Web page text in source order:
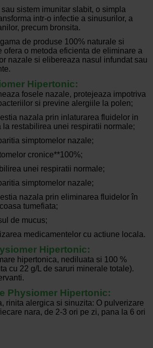
sau sistem imunitar slabit, o simpla
intr-o infectie a sinusurilor, a
precum bronsita.
de produse 100% naturale si
ofera o metoda eficienta de eliminare a
nazale si elibereaza nasul infundat sau
Hipertonic:
fosele nazale, protejeaza impotriva
si previne alergiile la polen;
nazala prin inlaturarea fluidelor in
la restabilirea unei respiratii normale;
simptomelor nazale;
cronice**100%;
unei respiratii normale;
simptomelor nazale;
nazala prin eliminarea fluidelor în
tumefiata;
de mucus;
medicamentelor cu actiune locala.
Hipertonic:
hipertonica, nediluata si 100 %
cu 22 g/L de saruri minerale totale).
Physiomer Hipertonic:
rinita alergica si sinuzita: O pulverizare
nara, de 2-3 ori pe zi, pana la 6 ori